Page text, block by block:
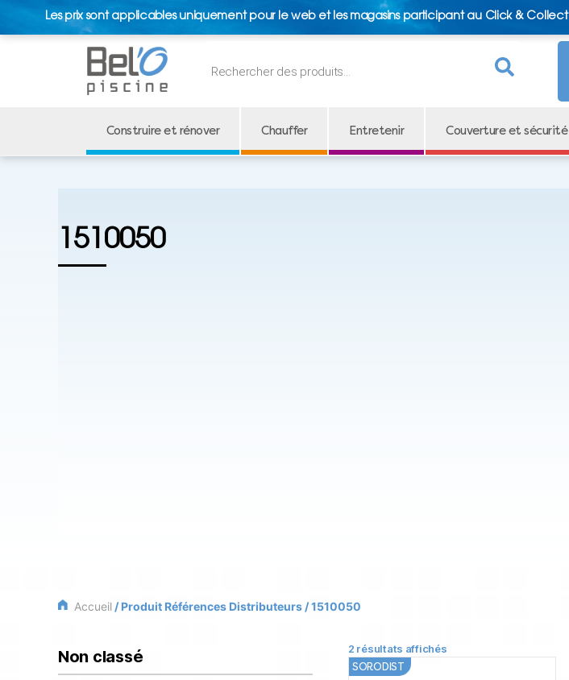
Les prix sont applicables uniquement pour le web et les magasins participant au Click & Collect
de
Construire et rénover Chauffer Entretenir Couverture et sécurité
1510050
Accueil / Produit Références Distributeurs / 1510050
2 résultats affichés
SORODIST
Non classé